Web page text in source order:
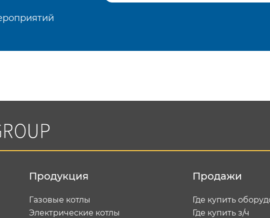
Продукция
Газовые котлы
Электрические котлы
Продажи
Где купить
Где купить з/ч